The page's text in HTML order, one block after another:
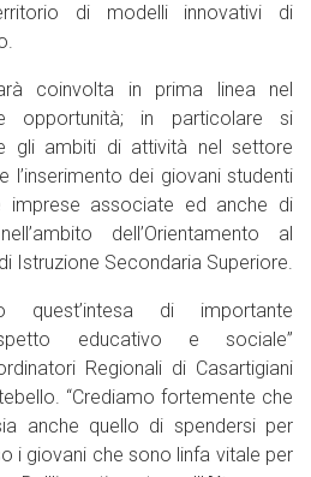
di modelli innovativi di
coinvolta in prima linea nel
opportunità; in particolare si
gli ambiti di attività nel settore
l’inserimento dei giovani studenti
imprese associate ed anche di
dell’Orientamento al
Istruzione Secondaria Superiore.
quest’intesa di importante
educativo e sociale”
Regionali di Casartigiani
“Crediamo fortemente che
anche quello di spendersi per
i giovani che sono linfa vitale per